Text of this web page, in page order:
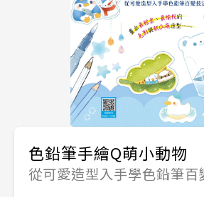
色鉛筆手繪Q萌小動物
從可愛造型入手學色鉛筆百